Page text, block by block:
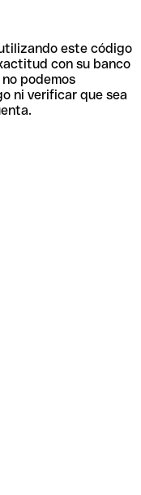
este código
con su banco
podemos
ni verificar que sea